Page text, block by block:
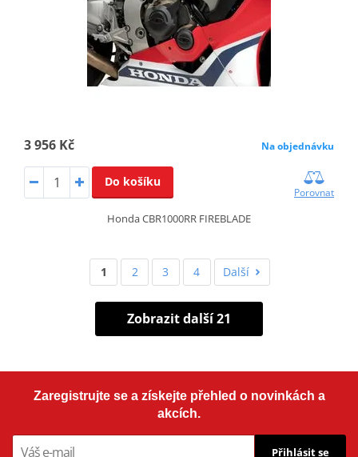
3 956 Kč Na objednávku
Do košíku
Porovnat
Honda CBR1000RR FIREBLADE
1 2 3 4 Další
Zobrazit další 21
Zaregistrujte se a získejte přehled o novinkách a
akcích.
Přihlásit se